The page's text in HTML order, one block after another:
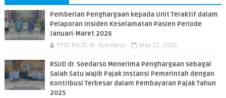
Pemberian Penghargaan kepada Unit Teraktif dalam
Pelaporan Insiden Keselamatan Pasien Periode
Januari-Maret 2026
PPID RSUD dr. Soedarso May 22, 2026
RSUD dr. Soedarso Menerima Penghargaan sebagai
Salah Satu Wajib Pajak Instansi Pemerintah dengan
Kontribusi Terbesar dalam Pembayaran Pajak Tahun
2025